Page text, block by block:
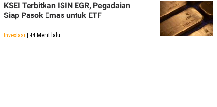
KSEI Terbitkan ISIN EGR, Pegadaian
Siap Pasok Emas untuk ETF
Investasi | 44 Menit lalu